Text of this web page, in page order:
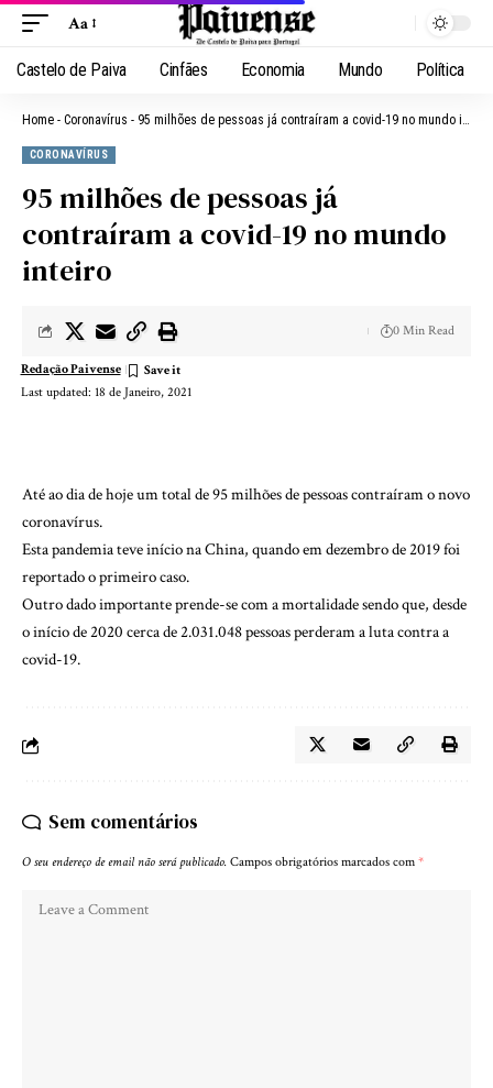
Aa
Castelo de Paiva Cinfães Economia Mundo Política
Home - Coronavírus - 95 milhões de pessoas já contraíram a covid-19 no mundo inteiro
CORONAVÍRUS
95 milhões de pessoas já
contraíram a covid-19 no mundo
inteiro
Last updated: 18 de Janeiro, 2021
Redação Paivense
0 Min Read
Até ao dia de hoje um total de 95 milhões de pessoas contraíram o novo
coronavírus.
Esta pandemia teve início na China, quando em dezembro de 2019 foi
reportado o primeiro caso.
Outro dado importante prende-se com a mortalidade sendo que, desde
o início de 2020 cerca de 2.031.048 pessoas perderam a luta contra a
covid-19.
Sem comentários
O seu endereço de email não será publicado. Campos obrigatórios marcados com *